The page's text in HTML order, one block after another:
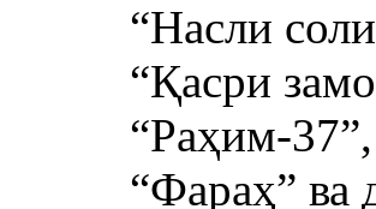
“Насли
“Қасри
“Раҳим-
“Фараҳ” ва